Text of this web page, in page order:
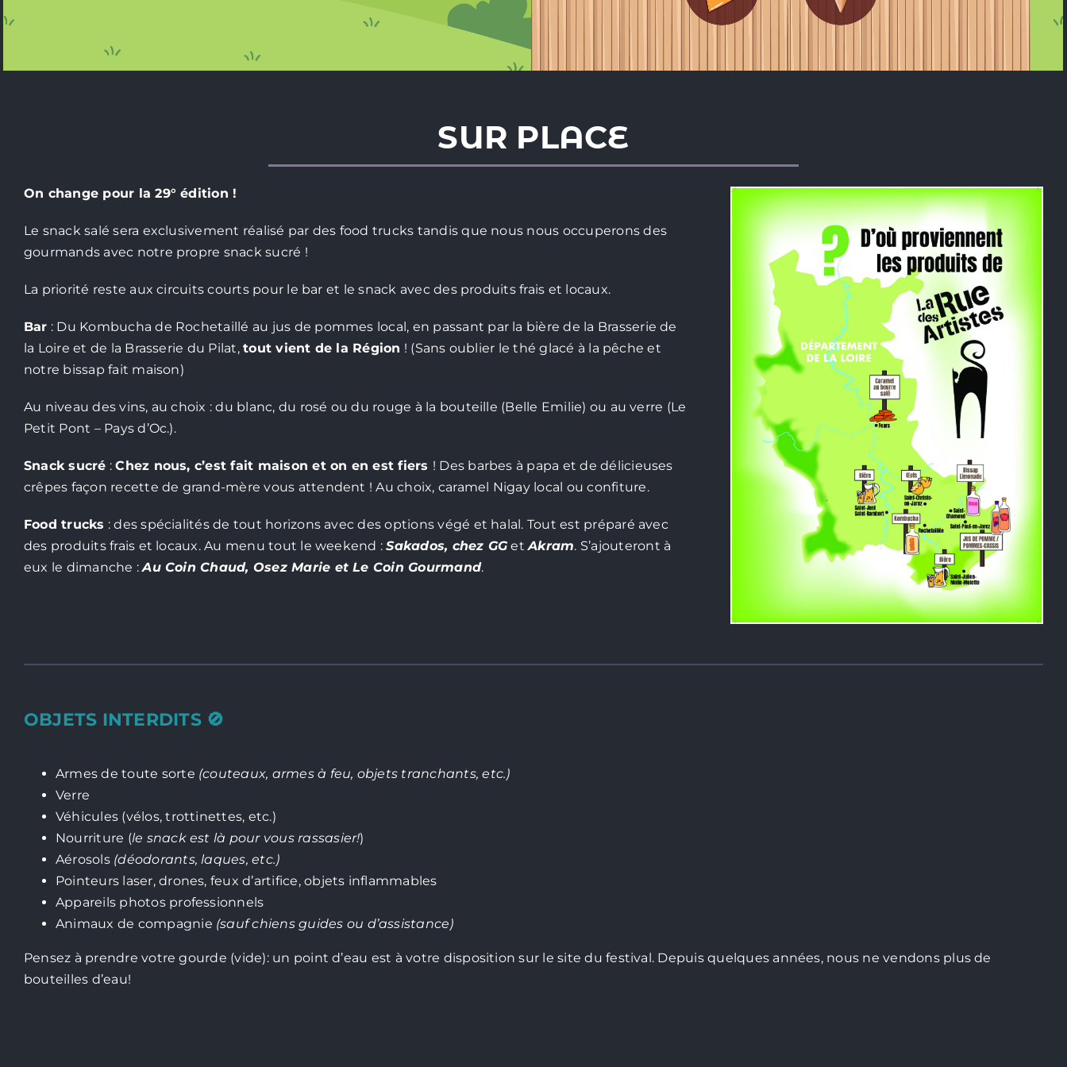
SUR PLACE
On change pour la 29° édition !
Le snack salé sera exclusivement réalisé par des food trucks tandis que nous nous occuperons des
gourmands avec notre propre snack sucré !
La priorité reste aux circuits courts pour le bar et le snack avec des produits frais et locaux.
Bar : Du Kombucha de Rochetaillé au jus de pommes local, en passant par la bière de la Brasserie de
la Loire et de la Brasserie du Pilat,tout vient de la Région ! (Sans oublier le thé glacé à la pêche et
notre bissap fait maison)
Au niveau des vins, au choix : du blanc, du rosé ou du rouge à la bouteille (Belle Emilie) ou au verre (Le
Petit Pont – Pays d’Oc.).
Snack sucré :Chez nous, c’est fait maison et on en est fiers ! Des barbes à papa et de délicieuses
crêpes façon recette de grand-mère vous attendent ! Au choix, caramel Nigay local ou confiture.
Food trucks : des spécialités de tout horizons avec des options végé et halal. Tout est préparé avec
des produits frais et locaux. Au menu tout le weekend :Sakados, chez GGetAkram. S’ajouteront à
eux le dimanche :Au Coin Chaud, Osez Marie et Le Coin Gourmand.
OBJETS INTERDITS 🚫
Armes de toute sorte (couteaux, armes à feu, objets tranchants, etc.)
Verre
Véhicules (vélos, trottinettes, etc.)
Nourriture (le snack est là pour vous rassasier!)
Aérosols(déodorants, laques, etc.)
Pointeurs laser, drones, feux d’artifice, objets inflammables
Appareils photos professionnels
Animaux de compagnie (sauf chiens guides ou d’assistance)
Pensez à prendre votre gourde (vide): un point d’eau est à votre disposition sur le site du festival. Depuis quelques années, nous ne vendons plus de
bouteilles d’eau!